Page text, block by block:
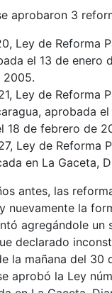
aprobaron 3
Ley de Reforma
el 13 de
2005.
Ley de Reforma
aprobada
18 de febrero de
Ley de Reforma
en La Gaceta,
antes, las
nuevamente la
agregándole
declarado
la mañana del 30
aprobó la Ley